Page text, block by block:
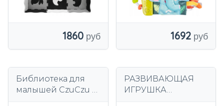
1860 1692
Библиотека для
малышей CzuCzu 1+
РАЗВИВАЮЩАЯ
ИГРУШКА